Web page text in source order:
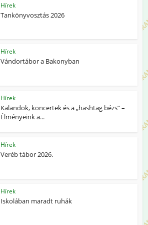
Hírek
Tankönyvosztás 2026
Hírek
Vándortábor a Bakonyban
Hírek
Kalandok, koncertek és a „hashtag bézs” –
Élményeink a...
Hírek
Veréb tábor 2026.
Hírek
Iskolában maradt ruhák